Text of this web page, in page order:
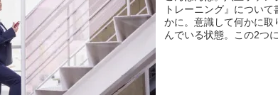
トレーニング』につい
かに。意識して何かに取
んでいる状態。この2つ